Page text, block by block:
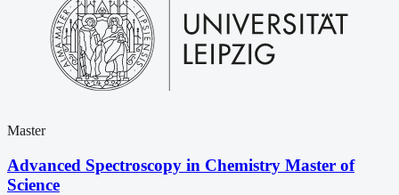
Master
Advanced Spectroscopy in Chemistry Master of
Science